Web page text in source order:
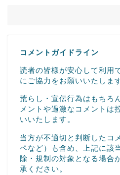
コメントガイドライン
読者の皆様が安心して利用
にご協力をお願いいたします
荒らし・宣伝行為はもちろ
メントや過激なコメントは
いいたします。
当方が不適切と判断したコ
ペなど）も含め、上記に該
除・規制の対象となる場合
承ください。